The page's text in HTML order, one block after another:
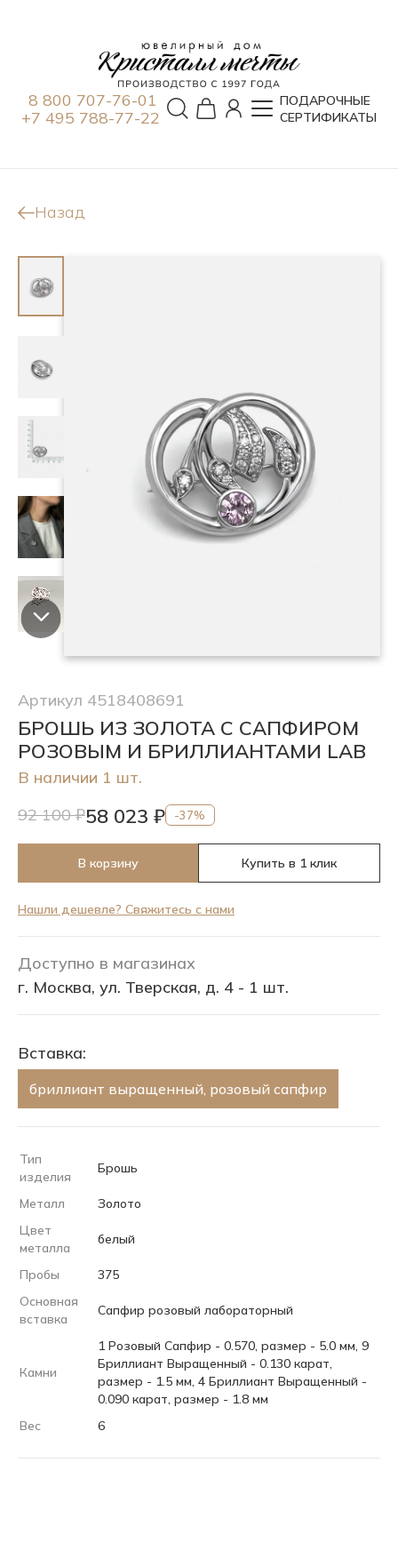
8 800 707-76-01
+7 495 788-77-22
ПОДАРОЧНЫЕ
СЕРТИФИКАТЫ
Назад
Артикул 4518408691
БРОШЬ ИЗ ЗОЛОТА С САПФИРОМ
РОЗОВЫМ И БРИЛЛИАНТАМИ LAB
В наличии 1 шт.
92 100 ₽58 023 ₽ -37%
В корзину Купить в 1 клик
Нашли дешевле? Свяжитесь с нами
Доступно в магазинах
г. Москва, ул. Тверская, д. 4 - 1 шт.
Вставка:
бриллиант выращенный, розовый сапфир
Тип
изделия
Брошь
Металл
Золото
Цвет
металла
белый
Пробы
375
Основная
вставка
Сапфир розовый лабораторный
Камни
1 Розовый Сапфир - 0.570, размер - 5.0 мм, 9
Бриллиант Выращенный - 0.130 карат,
размер - 1.5 мм, 4 Бриллиант Выращенный -
0.090 карат, размер - 1.8 мм
Вес
6